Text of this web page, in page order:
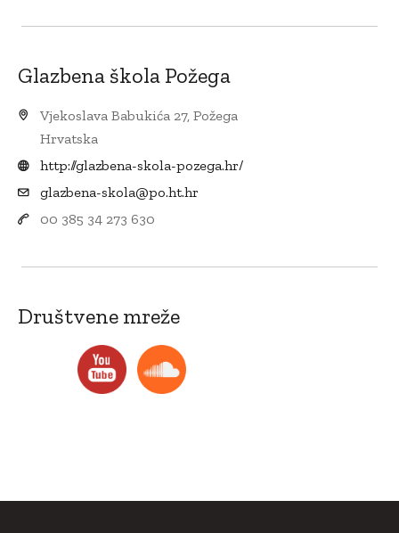
Glazbena škola Požega
Vjekoslava Babukića 27, Požega
Hrvatska
http://glazbena-skola-pozega.hr/
glazbena-skola@po.ht.hr
00 385 34 273 630
Društvene mreže